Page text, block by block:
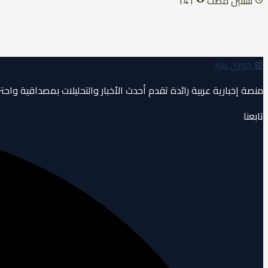
📰جوري نيوز
منصة إخبارية عربية رائدة تقدم أحدث الأخبار والتحليلات بمصداقية
تابعنا